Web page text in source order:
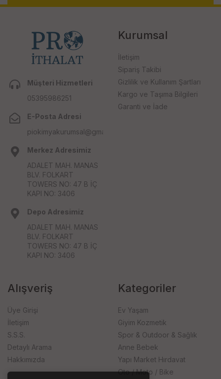
Müşteri Hizmetleri
05395986251
E-Posta Adresi
piokimyakurumsal@gmail.com
Merkez Adresimiz
ADALET MAH. MANAS
BLV. FOLKART
TOWERS NO: 47 B İÇ
KAPI NO: 3406
Depo Adresimiz
ADALET MAH. MANAS
BLV. FOLKART
TOWERS NO: 47 B İÇ
KAPI NO: 3406
Kurumsal
İletişim
Sipariş Takibi
Gizlilik ve Kullanım Şartları
Kargo ve Taşıma Bilgileri
Garanti ve İade
Alışveriş
Üye Girişi
İletişim
S.S.S.
Detaylı Arama
Hakkımızda
Kategoriler
Ev Yaşam
Giyim Kozmetik
Spor & Outdoor & Sağlık
Anne Bebek
Yapı Market Hırdavat
Oto / Moto / Bike